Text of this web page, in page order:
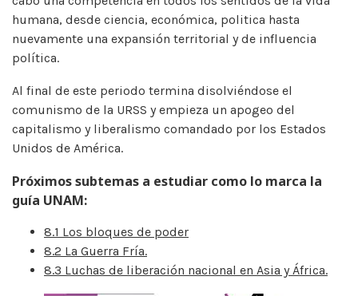
humana, desde ciencia, económica, politica hasta
nuevamente una expansión territorial y de influencia
política.
Al final de este periodo termina disolviéndose el
comunismo de la URSS y empieza un apogeo del
capitalismo y liberalismo comandado por los Estados
Unidos de América.
Próximos subtemas a estudiar como lo marca la
guía UNAM:
8.1 Los bloques de poder
8.2 La Guerra Fría.
8.3 Luchas de liberación nacional en Asia y África.